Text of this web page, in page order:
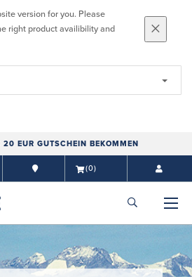
version for you. Please
right product availibility and
EUR GUTSCHEIN BEKOMMEN
(0)